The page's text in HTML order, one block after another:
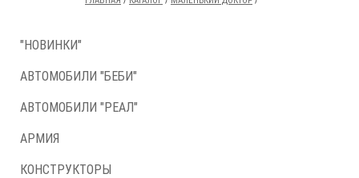
"НОВИНКИ"
АВТОМОБИЛИ "БЕБИ"
АВТОМОБИЛИ "РЕАЛ"
АРМИЯ
КОНСТРУКТОРЫ